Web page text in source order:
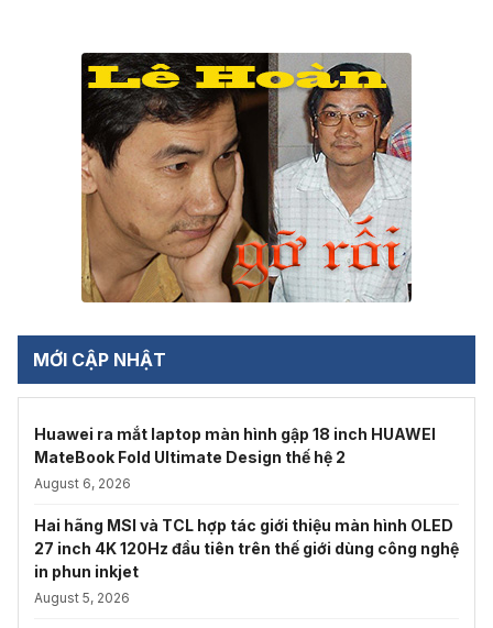
MỚI CẬP NHẬT
Huawei ra mắt laptop màn hình gập 18 inch HUAWEI
MateBook Fold Ultimate Design thế hệ 2
August 6, 2026
Hai hãng MSI và TCL hợp tác giới thiệu màn hình OLED
27 inch 4K 120Hz đầu tiên trên thế giới dùng công nghệ
in phun inkjet
August 5, 2026